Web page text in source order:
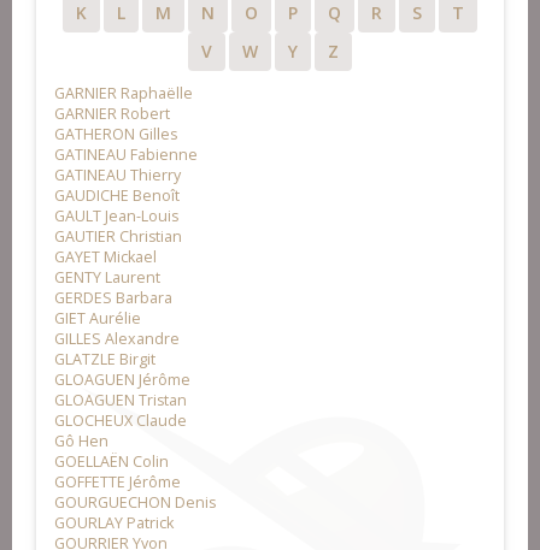
K
L M N O P Q R S
T
V
W Y Z
GARNIER Raphaëlle
GARNIER Robert
GATHERON Gilles
GATINEAU Fabienne
GATINEAU Thierry
GAUDICHE Benoît
GAULT Jean-Louis
GAUTIER Christian
GAYET Mickael
GENTY Laurent
GERDES Barbara
GIET Aurélie
GILLES Alexandre
GLATZLE Birgit
GLOAGUEN Jérôme
GLOAGUEN Tristan
GLOCHEUX Claude
Gô Hen
GOELLAËN Colin
GOFFETTE Jérôme
GOURGUECHON Denis
GOURLAY Patrick
GOURRIER Yvon